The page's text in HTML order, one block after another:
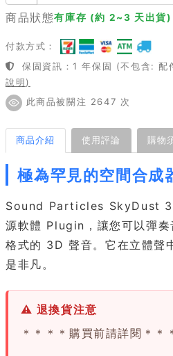
商品狀態有庫存 (約 2~3 天出貨)
付款方式：
保固資訊：1 年保固 (不包含:
說明)
此商品被關注 2647 次
商品介紹 使用評論 購物
極為罕見的空間合成
Sound Particles SkyDust
源軟體 Plugin，讓您可以彈奏
格式的 3D 聲音。它在立體聲
是非凡。
⚠ 退換貨注意
＊＊＊＊購買前請詳閱＊＊